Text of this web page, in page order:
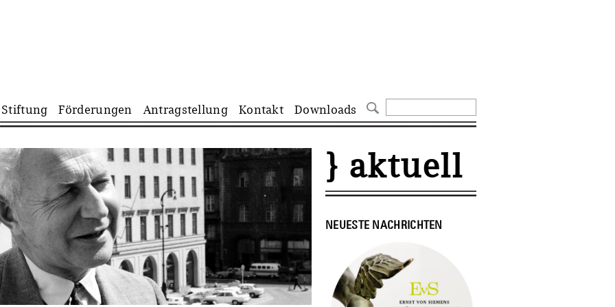
Navigation
überspringen
Stiftung Förderungen Antragstellung Kontakt Downloads
} aktuell
NEUESTE NACHRICHTEN